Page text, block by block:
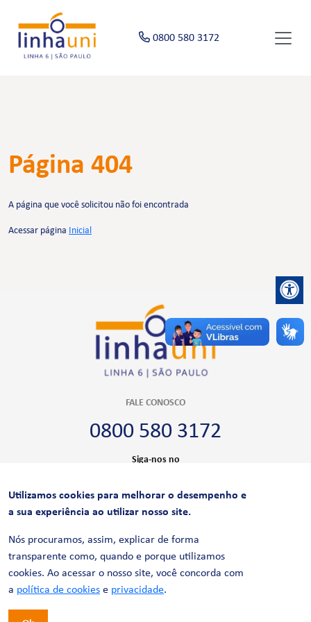
0800 580 3172
Página 404
A página que você solicitou não foi encontrada
Acessar página Inicial
FALE CONOSCO
0800 580 3172
Siga-nos no
CERTIFICAÇÕES
Utilizamos cookies para melhorar o desempenho e
a sua experiência ao utilizar nosso site.
Nós procuramos, assim, explicar de forma
transparente como, quando e porque utilizamos
cookies. Ao acessar o nosso site, você concorda com
a política de cookies e privacidade.